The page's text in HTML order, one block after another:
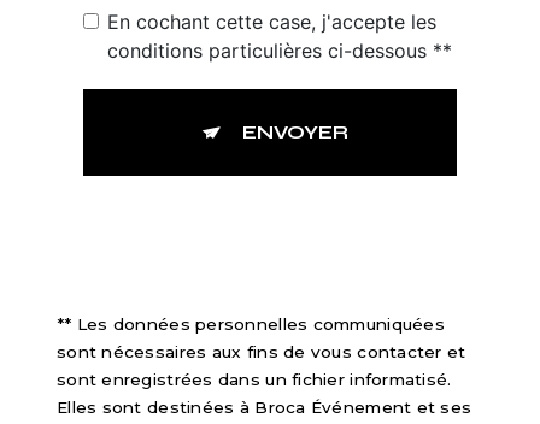
En cochant cette case, j'accepte les
conditions particulières ci-dessous **
ENVOYER
** Les données personnelles communiquées
sont nécessaires aux fins de vous contacter et
sont enregistrées dans un fichier informatisé.
Elles sont destinées à Broca Événement et ses